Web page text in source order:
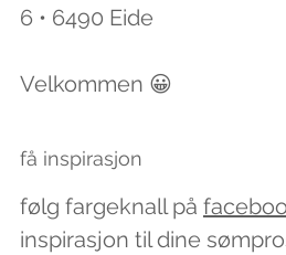
6 • 6490 Eide
Velkommen 😀
få inspirasjon
følg fargeknall på
inspirasjon til dine